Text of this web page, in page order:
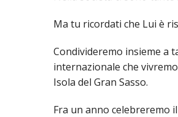
Ma tu ricordati che Lui è
Condivideremo insieme a
internazionale che
Isola del Gran Sasso.
Fra un anno celebreremo